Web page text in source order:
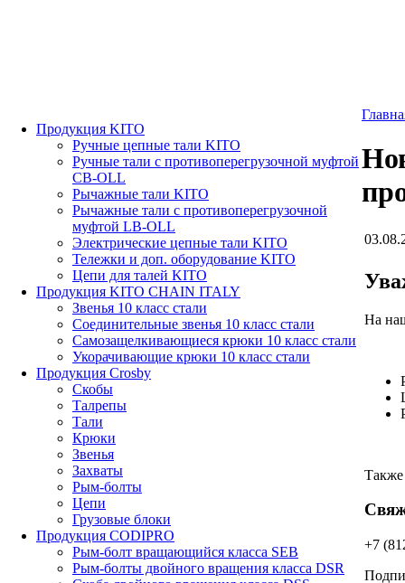
Продукция KITO
Ручные цепные тали KITO
Ручные тали с противоперегрузочной муфтой
СВ-OLL
Рычажные тали KITO
Рычажные тали с противоперегрузочной
муфтой LB-OLL
Электрические цепные тали KITO
Тележки и доп. оборудование KITO
Цепи для талей KITO
Продукция KITO CHAIN ITALY
Звенья 10 класс стали
Соединительные звенья 10 класс стали
Самозащелкивающиеся крюки 10 класс стали
Укорачивающие крюки 10 класс стали
Продукция Crosby
Скобы
Талрепы
Тали
Крюки
Звенья
Захваты
Рым-болты
Цепи
Грузовые блоки
Продукция CODIPRO
Рым-болт вращающийся класса SEB
Рым-болты двойного вращения класса DSR
На
Также
+7